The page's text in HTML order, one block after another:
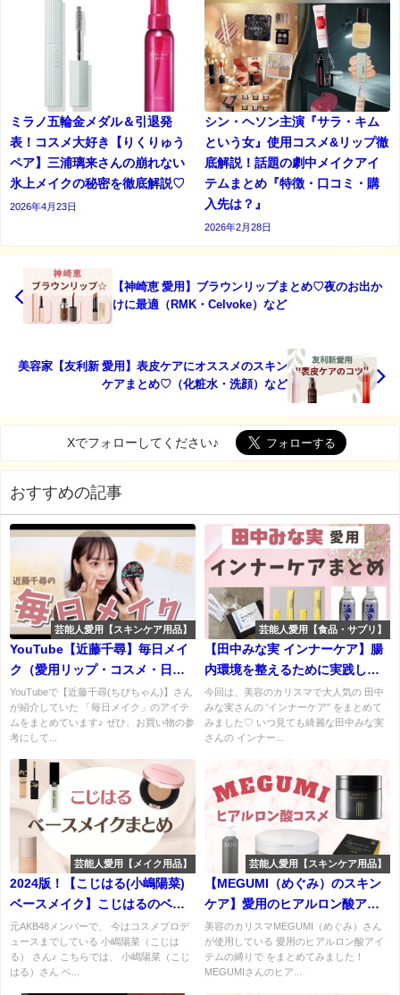
ミラノ五輪金メダル＆引退発
表！コスメ大好き【りくりゅう
ペア】三浦璃来さんの崩れない
氷上メイクの秘密を徹底解説♡
2026年4月23日
シン・ヘソン主演『サラ・キム
という女』使用コスメ&リップ徹
底解説！話題の劇中メイクアイ
テムまとめ『特徴・口コミ・購
入先は？』
2026年2月28日
【神崎恵 愛用】ブラウンリップまとめ♡夜のお出か
けに最適（RMK・Celvoke）など
美容家【友利新 愛用】表皮ケアにオススメのスキン
ケアまとめ♡（化粧水・洗顔）など
Xでフォローしてください♪
おすすめの記事
芸能人愛用【スキンケア用品】
YouTube【近藤千尋】毎日メイ
ク（愛用リップ・コスメ・日用
品・カラコンなど）まとめ♪
YouTubeで【近藤千尋(ちぴちゃん)】さん
が紹介していた 「毎日メイク」のアイテ
ムをまとめています♪ ぜひ、お買い物の参
考にして...
芸能人愛用【食品・サプリ】
【田中みな実 インナーケア】腸
内環境を整えるために実践して
いる方法・愛用アイテムまとめ
♡
今回は、美容のカリスマで大人気の 田中
みな実さんの 'インナーケア'' をまとめて
みました♡ いつ見ても綺麗な田中みな実
さんの インナー...
芸能人愛用【メイク用品】
2024版！【こじはる(小嶋陽菜)
ベースメイク】こじはるのベー
スメイク・愛用コスメまとめ
♪（下地・コンシーラー・ファン
デーション）など
元AKB48メンバーで、 今はコスメプロデ
ュースまでしている 小嶋陽菜（こじは
る） さん♪ こちらでは、 小嶋陽菜（こじ
はる）さん ベ...
芸能人愛用【スキンケア用品】
【MEGUMI（めぐみ）のスキン
ケア】愛用のヒアルロン酸アイ
テム（EMROSÉ・OSAJI）など
まとめ♡
美容のカリスマMEGUMI（めぐみ）さん
が使用している 愛用のヒアルロン酸アイ
テムの縛りで をまとめてみました！
MEGUMIさんのヒア...